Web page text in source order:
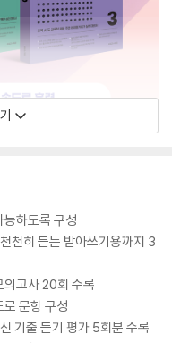
능하도록 구성
천히 듣는 받아쓰기용까지 3
의고사 20회 수록
로 문항 구성
신 기출 듣기 평가 5회분 수록